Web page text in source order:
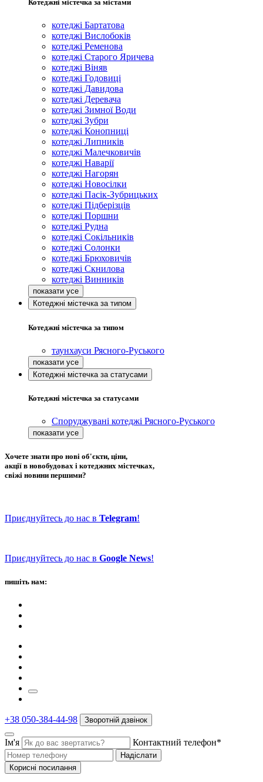
Котеджні містечка за містами
котеджі Бартатова
котеджі Вислобоків
котеджі Ременова
котеджі Старого Яричева
котеджі Віняв
котеджі Годовиці
котеджі Давидова
котеджі Деревача
котеджі Зимної Води
котеджі Зубри
котеджі Конопниці
котеджі Липників
котеджі Малечковичів
котеджі Наварії
котеджі Нагорян
котеджі Новосілки
котеджі Пасік-Зубрицьких
котеджі Підберізців
котеджі Поршни
котеджі Рудна
котеджі Сокільників
котеджі Солонки
котеджі Брюховичів
котеджі Скнилова
котеджі Винників
Котеджні містечка за типом
Котеджні містечка за типом
таунхауси Рясного-Руського
Котеджні містечка за статусами
Котеджні містечка за статусами
Споруджувані котеджі Рясного-Руського
Хочете знати про нові об'єкти, ціни,
акції в новобудовах і котеджних містечках,
свіжі новини першими?
Приєднуйтесь до нас в Telegram!
Приєднуйтесь до нас в Google News!
пишіть нам:
+38 050-384-44-98 Зворотній дзвінок
Ім'я Контактний телефон*
Надіслати
Корисні посилання